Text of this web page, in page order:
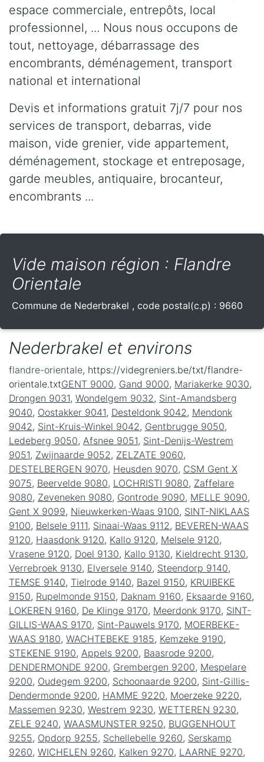
espace commerciale, entrepôts, local
professionnel, ... Nous nous occupons de
tout, nettoyage, débarrassage des
encombrants, déménagement, transport
national et international
Devis et informations gratuit 7j/7 pour nos
services de transport, debarras, vide
maison, vide grenier, vide appartement,
déménagement, stockage et entreposage,
garde meubles, antiquaire, brocanteur,
encombrants ...
Vide maison région : Flandre
Orientale
Commune de Nederbrakel , code postal(c.p) : 9660
Nederbrakel et environs
flandre-orientale, https://videgreniers.be/txt/flandre-
orientale.txtGENT 9000, Gand 9000, Mariakerke 9030,
Drongen 9031, Wondelgem 9032 , Sint-Amandsberg
9040, Oostakker 9041, Desteldonk 9042 , Mendonk
9042 , Sint-Kruis-Winkel 9042 , Gentbrugge 9050,
Ledeberg 9050, Afsnee 9051, Sint-Denijs-Westrem
9051, Zwijnaarde 9052 , ZELZATE 9060,
DESTELBERGEN 9070, Heusden 9070, CSM Gent X
9075, Beervelde 9080, LOCHRISTI 9080, Zaffelare
9080, Zeveneken 9080, Gontrode 9090, MELLE 9090,
Gent X 9099, Nieuwkerken-Waas 9100, SINT-NIKLAAS
9100, Belsele 9111, Sinaai-Waas 9112 , BEVEREN-WAAS
9120, Haasdonk 9120, Kallo 9120, Melsele 9120,
Vrasene 9120, Doel 9130, Kallo 9130, Kieldrecht 9130,
Verrebroek 9130, Elversele 9140, Steendorp 9140,
TEMSE 9140, Tielrode 9140, Bazel 9150, KRUIBEKE
9150, Rupelmonde 9150, Daknam 9160, Eksaarde 9160,
LOKEREN 9160, De Klinge 9170, Meerdonk 9170, SINT-
GILLIS-WAAS 9170, Sint-Pauwels 9170, MOERBEKE-
WAAS 9180, WACHTEBEKE 9185, Kemzeke 9190,
STEKENE 9190, Appels 9200, Baasrode 9200,
DENDERMONDE 9200, Grembergen 9200, Mespelare
9200, Oudegem 9200, Schoonaarde 9200, Sint-Gillis-
Dendermonde 9200, HAMME 9220, Moerzeke 9220,
Massemen 9230, Westrem 9230, WETTEREN 9230,
ZELE 9240, WAASMUNSTER 9250, BUGGENHOUT
9255, Opdorp 9255, Schellebelle 9260, Serskamp
9260, WICHELEN 9260, Kalken 9270, LAARNE 9270,